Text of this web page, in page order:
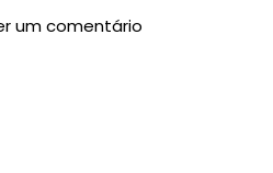
um comentário